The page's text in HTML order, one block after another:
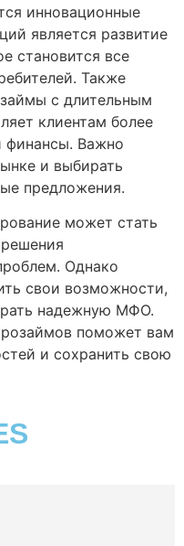
инновационные
является развитие
становится все
Также
с длительным
клиентам более
финансы. Важно
и выбирать
предложения.
может стать
Однако
свои возможности,
надежную МФО.
поможет вам
и сохранить свою